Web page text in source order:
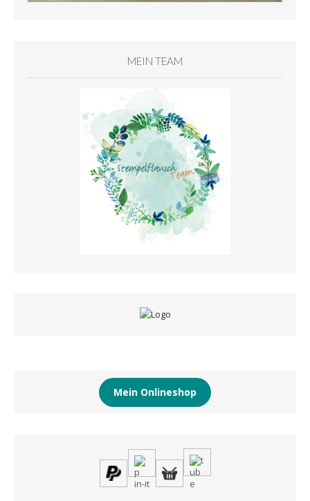
MEIN TEAM
Mein Onlineshop